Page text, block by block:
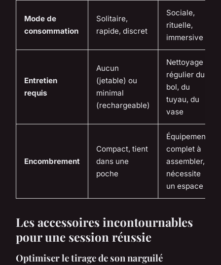
Mode de
consommation
Solitaire,
rapide, discret
Sociale,
rituelle,
immersive
Entretien
requis
Aucun
(jetable) ou
minimal
(rechargeable)
Nettoyage
régulier du
bol, du
tuyau, du
vase
Encombrement
Compact, tient
dans une
poche
Équipement
complet à
assembler,
nécessite
un espace
Les accessoires incontournables
pour une session réussie
Optimiser le tirage de son narguilé